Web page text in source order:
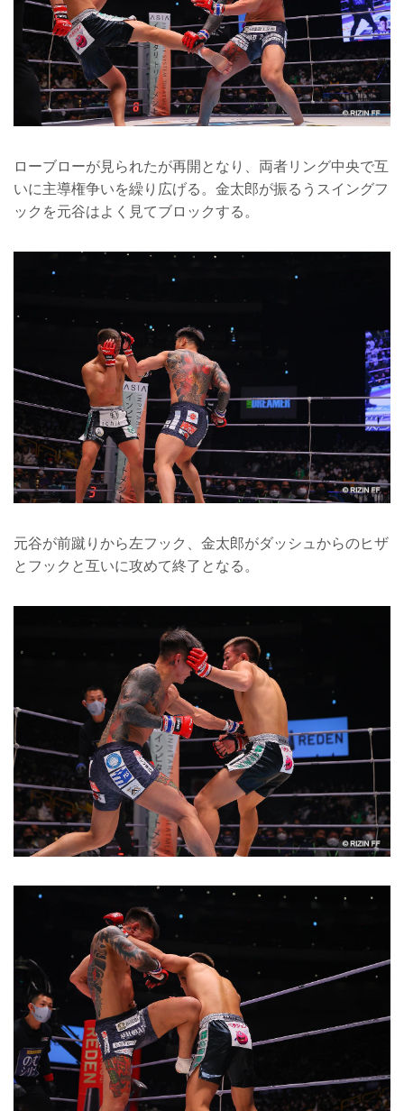
ローブローが見られたが再開となり、両者リング中央で互
いに主導権争いを繰り広げる。金太郎が振るうスイングフ
ックを元谷はよく見てブロックする。
元谷が前蹴りから左フック、金太郎がダッシュからのヒザ
とフックと互いに攻めて終了となる。